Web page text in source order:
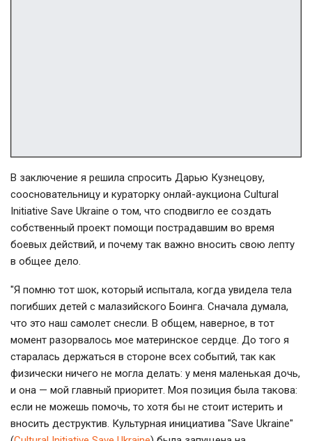
В заключение я решила спросить Дарью Кузнецову,
соосновательницу и кураторку онлай-аукциона Cultural
Initiative Save Ukraine о том, что сподвигло ее создать
собственный проект помощи пострадавшим во время
боевых действий, и почему так важно вносить свою лепту
в общее дело.
"Я помню тот шок, который испытала, когда увидела тела
погибших детей с малазийского Боинга. Сначала думала,
что это наш самолет снесли. В общем, наверное, в тот
момент разорвалось мое материнское сердце. До того я
старалась держаться в стороне всех событий, так как
физически ничего не могла делать: у меня маленькая дочь,
и она — мой главный приоритет. Моя позиция была такова:
если не можешь помочь, то хотя бы не стоит истерить и
вносить деструктив. Культурная инициатива "Save Ukraine"